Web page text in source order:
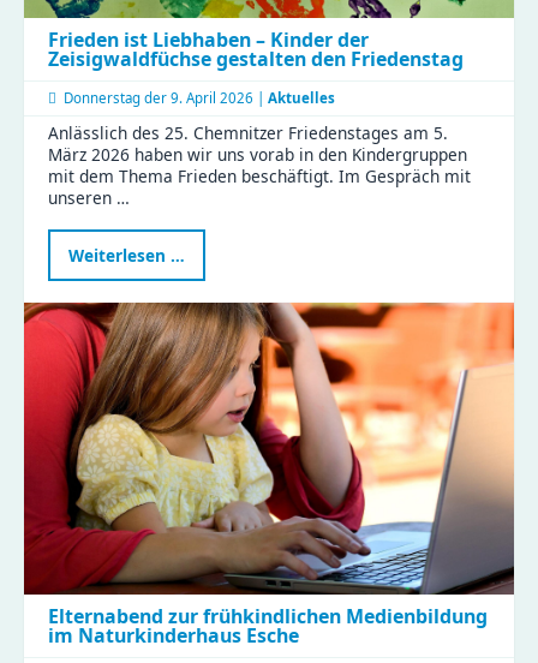
Frieden ist Liebhaben – Kinder der
Zeisigwaldfüchse gestalten den Friedenstag
Donnerstag der 9. April 2026 | Aktuelles
Anlässlich des 25. Chemnitzer Friedenstages am 5.
März 2026 haben wir uns vorab in den Kindergruppen
mit dem Thema Frieden beschäftigt. Im Gespräch mit
unseren …
Weiterlesen …
ist
Liebhaben
–
Kinder
der
Zeisigwaldfüchse
gestalten
den
Friedenstag
Elternabend zur frühkindlichen Medienbildung
im Naturkinderhaus Esche